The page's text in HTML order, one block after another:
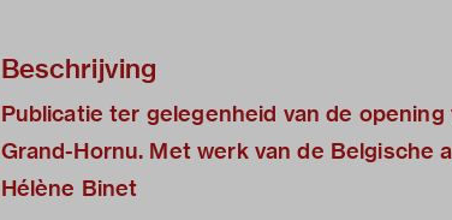
Beschrijving
Publicatie ter gelegenheid van de
Grand-Hornu. Met werk van de
Hélène Binet